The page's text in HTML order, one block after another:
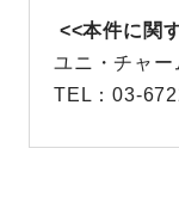
<<本件に関
ユニ・チャ
TEL：03-